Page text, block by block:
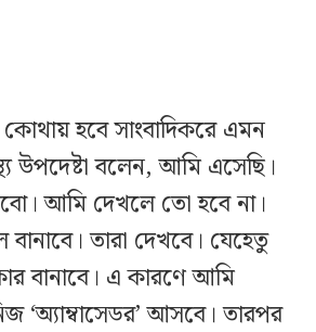
কোথায় হবে সাংবাদিকরে এমন
উপদেষ্টা বলেন, আমি এসেছি।
আমি দেখলে তো হবে না।
বানাবে। তারা দেখবে। যেহেতু
বানাবে। এ কারণে আমি
‘অ্যাম্বাসেডর’ আসবে। তারপর